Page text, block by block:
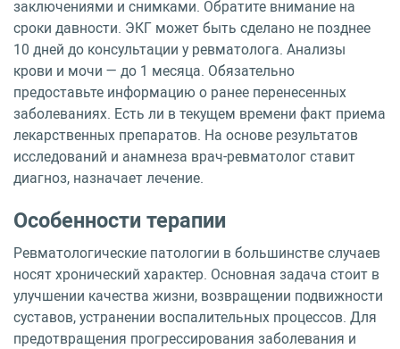
заключениями и снимками. Обратите внимание на
сроки давности. ЭКГ может быть сделано не позднее
10 дней до консультации у ревматолога. Анализы
крови и мочи — до 1 месяца. Обязательно
предоставьте информацию о ранее перенесенных
заболеваниях. Есть ли в текущем времени факт приема
лекарственных препаратов. На основе результатов
исследований и анамнеза врач-ревматолог ставит
диагноз, назначает лечение.
Особенности терапии
Ревматологические патологии в большинстве случаев
носят хронический характер. Основная задача стоит в
улучшении качества жизни, возвращении подвижности
суставов, устранении воспалительных процессов. Для
предотвращения прогрессирования заболевания и